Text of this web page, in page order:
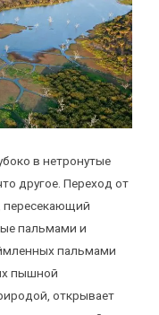
в нетронутые
другое. Переход от
пересекающий
пальмами и
пальмами
пышной
открывает